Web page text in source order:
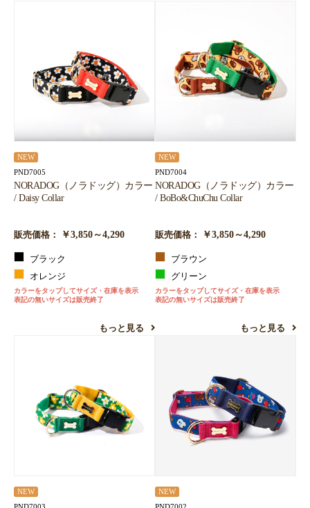
NEW
PND7005
NORADOG（ノラドッグ）カラー
/ Daisy Collar
販売価格： ￥3,850～4,290
ブラック
オレンジ
カラーをタップしてサイズ・在庫を表示
表記の無いサイズは販売終了
もっと見る
NEW
PND7004
NORADOG（ノラドッグ）カラー
/ BoBo&ChuChu Collar
販売価格： ￥3,850～4,290
ブラウン
グリーン
カラーをタップしてサイズ・在庫を表示
表記の無いサイズは販売終了
もっと見る
NEW NEW